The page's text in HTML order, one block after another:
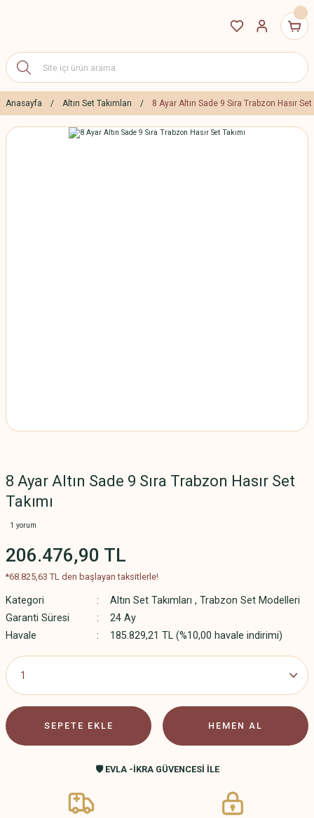
Anasayfa Altın Set Takımları 8 Ayar Altın Sade 9 Sıra Trabzon Hasır Set
8 Ayar Altın Sade 9 Sıra Trabzon Hasır Set
Takımı
1 yorum
206.476,90 TL
*68.825,63 TL den başlayan taksitlerle!
Kategori Altın Set Takımları , Trabzon Set Modelleri
Garanti Süresi
24 Ay
Havale
185.829,21 TL (%10,00 havale indirimi)
SEPETE EKLE HEMEN AL
🛡️ EVLA -İKRA GÜVENCESİ İLE